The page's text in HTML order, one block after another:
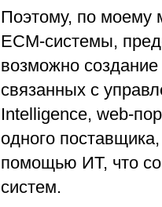
Поэтому, по моему
ECM-системы,
возможно
связанных с
Intelligence, web-
одного
помощью ИТ, что
систем.